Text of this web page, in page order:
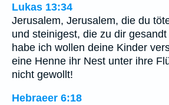
Lukas 13:34
Jerusalem, Jerusalem, die du
und steinigest, die zu dir
habe ich wollen deine Kinder
eine Henne ihr Nest unter ihre
nicht gewollt!
Hebraeer 6:18